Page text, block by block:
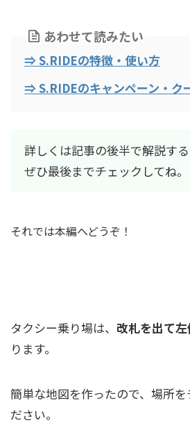
あわせて読みたい
⇒ S.RIDEの特徴・使い方
⇒ S.RIDEのキャンペーン・ク
詳しくは記事の後半で解説する
ぜひ最後までチェックしてね。
それでは本編へどうぞ！
タクシー乗り場は、 改札を出て
ります。
簡単な地図を作ったので、場所を
ださい。